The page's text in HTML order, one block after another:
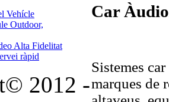
Vehícle
Outdoor,
Alta Fidelitat
ràpid
Car
Sistemes
marques de
2012 -